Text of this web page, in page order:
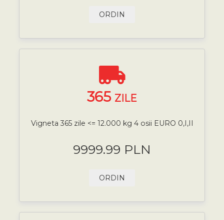
ORDIN
365 ZILE
Vigneta 365 zile <= 12.000 kg 4 osii EURO 0,I,II
9999.99 PLN
ORDIN